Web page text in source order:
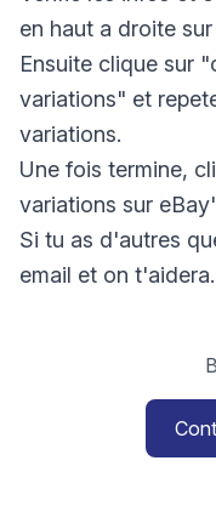
en haut a droite
Ensuite clique sur
variations" et
variations.
Une fois termine,
variations sur
Si tu as d'autres
email et on t'aidera.